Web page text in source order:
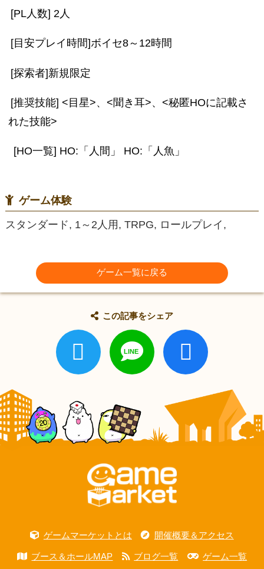
[PL人数] 2人
[目安プレイ時間]ボイセ8～12時間
[探索者]新規限定
[推奨技能] <目星>、<聞き耳>、<秘匿HOに記載さ
れた技能>
[HO一覧] HO:「人間」 HO:「人魚」
ゲーム体験
スタンダード, 1～2人用, TRPG, ロールプレイ,
ゲーム一覧に戻る
この記事をシェア
ゲームマーケットとは 開催概要＆アクセス
ブース＆ホールMAP ブログ一覧 ゲーム一覧